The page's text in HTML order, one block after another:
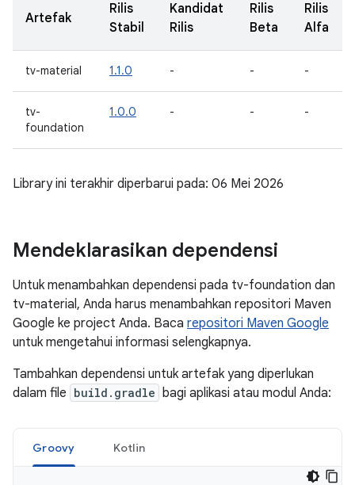
Artefak
Rilis
Stabil
Kandidat
Rilis
Rilis
Beta
Rilis
Alfa
tv-material 1.1.0 - - -
tv-
foundation
1.0.0 - - -
Library ini terakhir diperbarui pada: 06 Mei 2026
Mendeklarasikan dependensi
Untuk menambahkan dependensi pada tv-foundation dan
tv-material, Anda harus menambahkan repositori Maven
Google ke project Anda. Baca repositori Maven Google
untuk mengetahui informasi selengkapnya.
Tambahkan dependensi untuk artefak yang diperlukan
dalam file build.gradle bagi aplikasi atau modul Anda:
Groovy Kotlin